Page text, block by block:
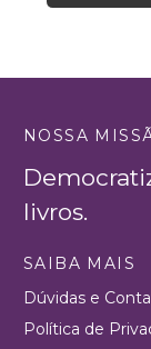
NOSSA
livros.
SAIBA MAIS
Dúvidas e
Política de